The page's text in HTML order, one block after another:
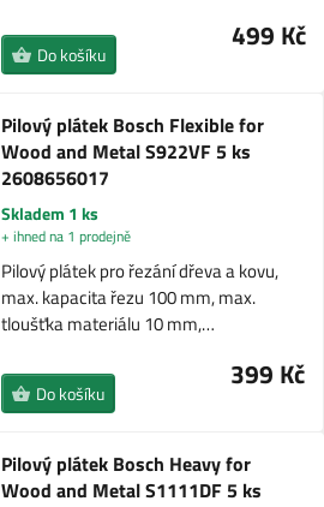
499 Kč
Do košíku
Pilový plátek Bosch Flexible for
Wood and Metal S922VF 5 ks
2608656017
Skladem 1 ks
+ ihned na 1 prodejně
Pilový plátek pro řezání dřeva a kovu,
max. kapacita řezu 100 mm, max.
tloušťka materiálu 10 mm,…
399 Kč
Do košíku
Pilový plátek Bosch Heavy for
Wood and Metal S1111DF 5 ks